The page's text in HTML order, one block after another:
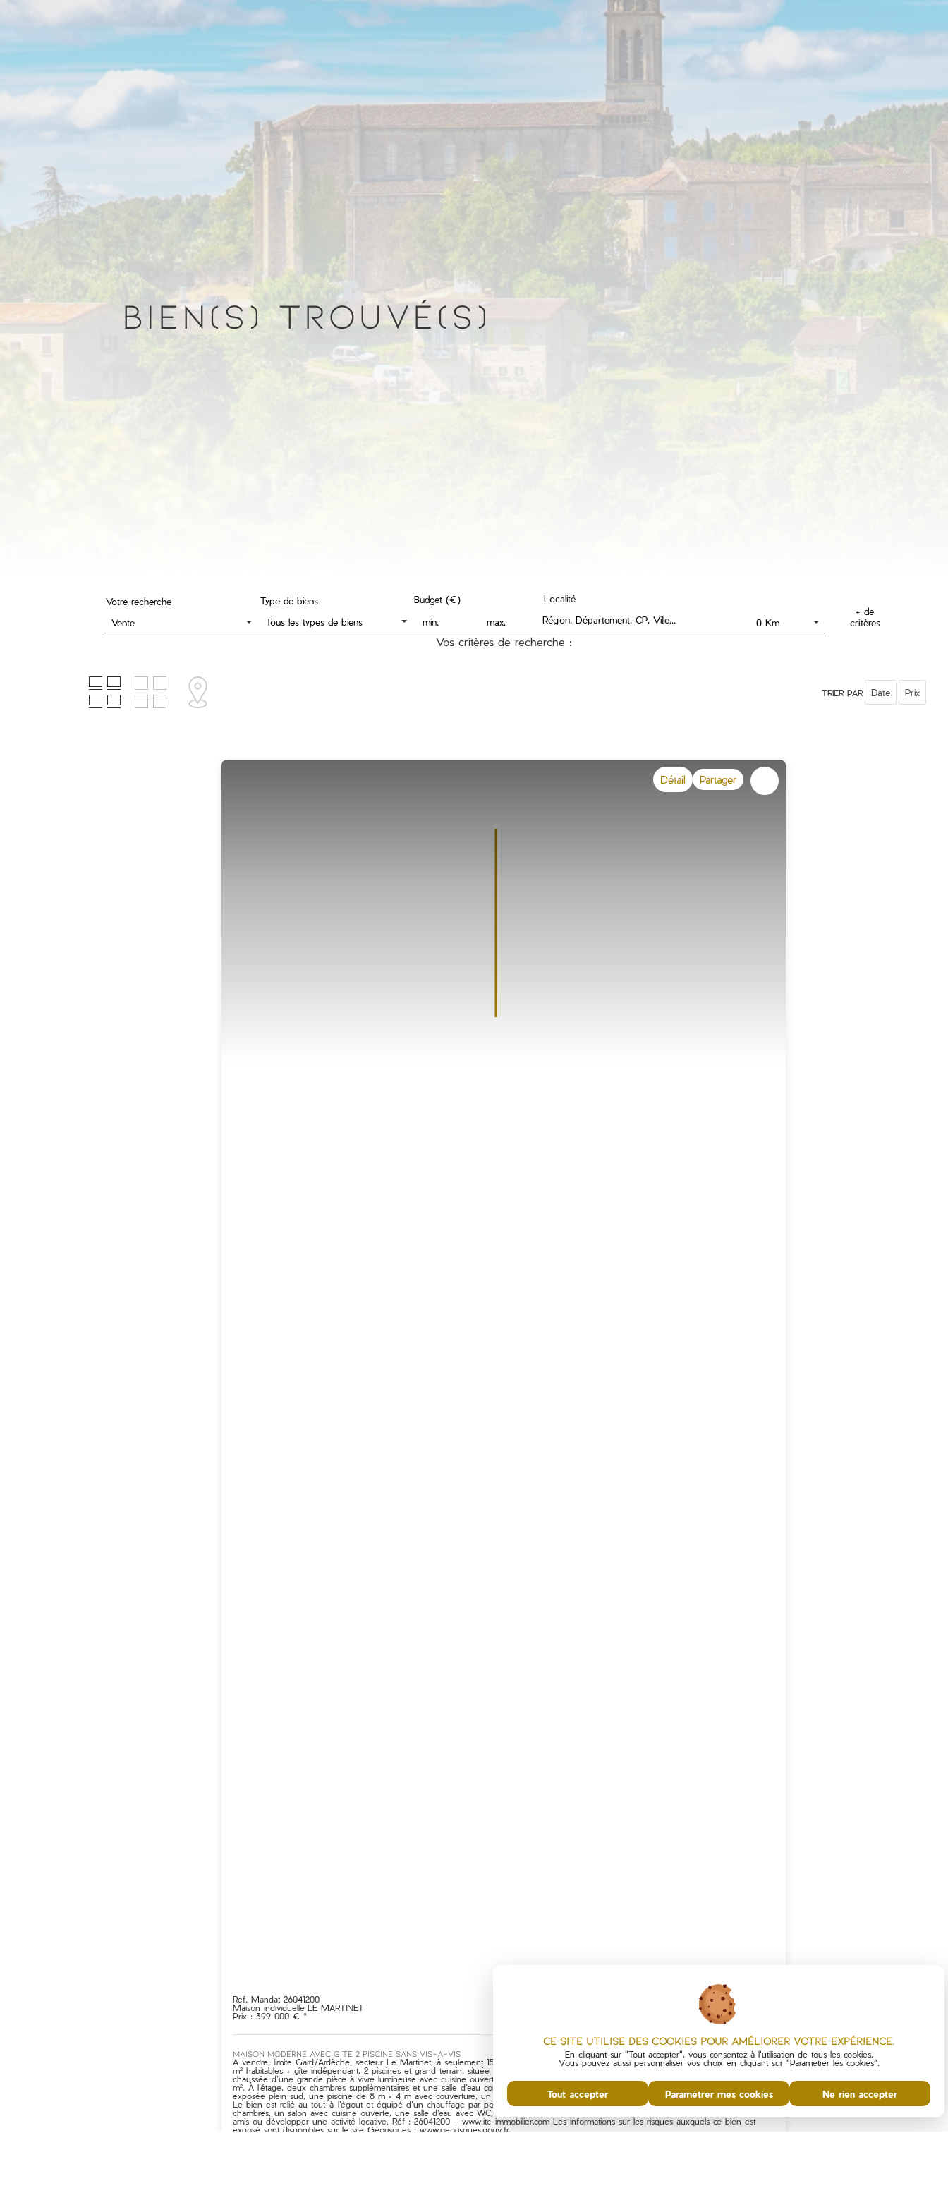
BIEN(S) TROUVÉ(S)
Votre recherche
Vente
Type de biens
Tous les types de biens
Budget (€) Localité
0 Km
+ de
critères
Vos critères de recherche :
TRIER PAR Date Prix
Ref. Mandat 26041200
Maison individuelle LE MARTINET
Prix : 399 000 € *
MAISON MODERNE AVEC GITE 2 PISCINE SANS VIS-A-VIS
A vendre, limite Gard/Ardèche, secteur Le Martinet, à seulement 15 minutes de Saint-Ambroix et 30 minutes d’Alès : superbe villa de 105
m² habitables + gîte indépendant, 2 piscines et grand terrain, située au calme et sans vis-à-vis. La villa principale se compose au rez-de-
chaussée d’une grande pièce à vivre lumineuse avec cuisine ouverte, d’une chambre, d’une salle de bains ainsi que d’une véranda de 25
m². À l’étage, deux chambres supplémentaires et une salle d’eau complètent l’ensemble. Les extérieurs offrent une terrasse couverte
exposée plein sud, une piscine de 8 m × 4 m avec couverture, un grand carport pour deux véhicules et un terrain de plus de 5 000 m².
Le bien est relié au tout-à-l’égout et équipé d’un chauffage par pompe à chaleur. Le gîte indépendant de 34 m² comprend deux
chambres, un salon avec cuisine ouverte, une salle d’eau avec WC, et bénéficie lui aussi de sa piscine privative, idéale pour accueillir famille,
amis ou développer une activité locative. Réf : 26041200 – www.itc-immobilier.com Les informations sur les risques auxquels ce bien est
exposé sont disponibles sur le site Géorisques : www.georisques.gouv.fr
Détail Partager
Ce site utilise des cookies pour améliorer votre expérience.
En cliquant sur "Tout accepter", vous consentez à l'utilisation de tous les cookies.
Vous pouvez aussi personnaliser vos choix en cliquant sur "Paramétrer les cookies".
Tout accepter Paramétrer mes cookies Ne rien accepter